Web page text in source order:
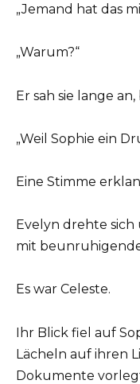
„Jemand hat das
„Warum?“
Er sah sie lange
„Weil Sophie ein
Eine Stimme
Evelyn drehte sich
mit
Es war Celeste.
Ihr Blick fiel auf
Lächeln auf ihren
Dokumente